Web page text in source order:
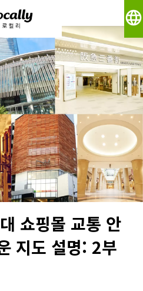
language
쇼핑몰 교통 안
지도 설명: 2부